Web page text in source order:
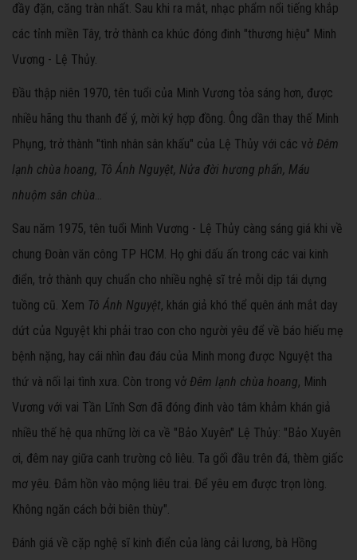
đầy đặn, căng tràn nhất. Sau khi ra mắt, nhạc phẩm nổi tiếng khắp
các tỉnh miền Tây, trở thành ca khúc đóng đinh "thương hiệu" Minh
Vương - Lệ Thủy.
Đầu thập niên 1970, tên tuổi của Minh Vương tỏa sáng hơn, được
nhiều hãng thu thanh để ý, mời ký hợp đồng. Ông dần thay thế Minh
Phụng, trở thành "tình nhân sân khấu" của Lệ Thủy với các vở Đêm
lạnh chùa hoang, Tô Ánh Nguyệt, Nửa đời hương phấn, Máu
nhuộm sân chùa...
Sau năm 1975, tên tuổi Minh Vương - Lệ Thủy càng sáng giá khi về
chung Đoàn văn công TP HCM. Họ ghi dấu ấn trong các vai kinh
điển, trở thành quy chuẩn cho nhiều nghệ sĩ trẻ mỗi dịp tái dựng
tuồng cũ. Xem Tô Ánh Nguyệt, khán giả khó thể quên ánh mắt day
dứt của Nguyệt khi phải trao con cho người yêu để về báo hiếu mẹ
bệnh nặng, hay cái nhìn đau đáu của Minh mong được Nguyệt tha
thứ và nối lại tình xưa. Còn trong vở Đêm lạnh chùa hoang, Minh
Vương với vai Tần Lĩnh Sơn đã đóng đinh vào tâm khảm khán giả
nhiều thế hệ qua những lời ca về "Bảo Xuyên" Lệ Thủy: "Bảo Xuyên
ơi, đêm nay giữa canh trường cô liêu. Ta gối đầu trên đá, thèm giấc
mơ yêu. Đắm hồn vào mộng liêu trai. Để yêu em được trọn lòng.
Không ngăn cách bởi biên thùy".
Đánh giá về cặp nghệ sĩ kinh điển của làng cải lương, bà Hồng